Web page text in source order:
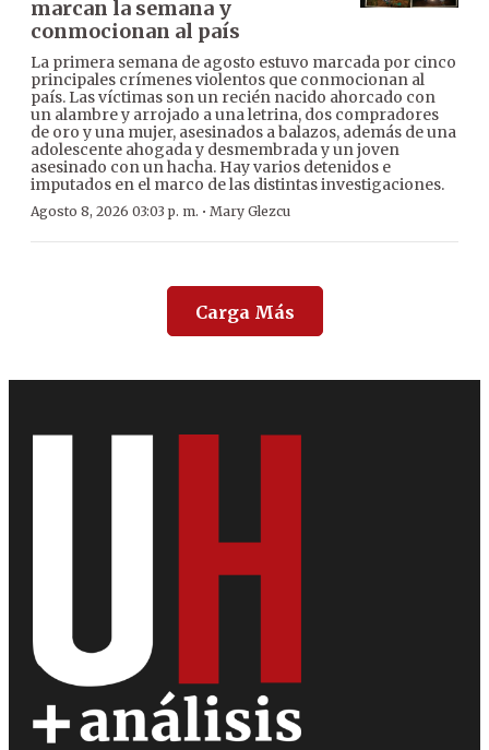
marcan la semana y
conmocionan al país
La primera semana de agosto estuvo marcada por cinco
principales crímenes violentos que conmocionan al
país. Las víctimas son un recién nacido ahorcado con
un alambre y arrojado a una letrina, dos compradores
de oro y una mujer, asesinados a balazos, además de una
adolescente ahogada y desmembrada y un joven
asesinado con un hacha. Hay varios detenidos e
imputados en el marco de las distintas investigaciones.
Agosto 8, 2026 03:03 p. m. · Mary Glezcu
Carga Más